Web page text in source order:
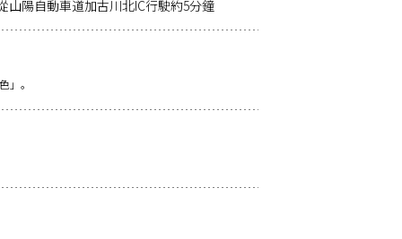
山陽自動車道加古川北IC行駛約5分鐘
」。